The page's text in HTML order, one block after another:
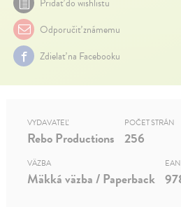
Pridať do wishlistu
Odporučiť známemu
Zdielať na Facebooku
VYDAVATEĽ
Rebo Productions
POČET STRÁN
256
VÄZBA
Mäkká väzba / Paperback
EAN